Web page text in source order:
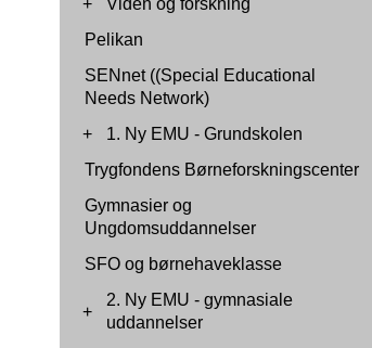
+
Viden og forskning
Pelikan
SENnet ((Special Educational
Needs Network)
+
1. Ny EMU - Grundskolen
Trygfondens Børneforskningscenter
Gymnasier og
Ungdomsuddannelser
SFO og børnehaveklasse
+
2. Ny EMU - gymnasiale
uddannelser